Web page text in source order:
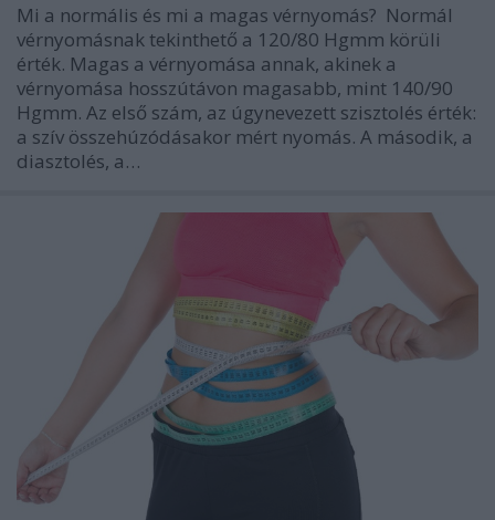
Mi a normális és mi a magas vérnyomás? Normál
vérnyomásnak tekinthető a 120/80 Hgmm körüli
érték. Magas a vérnyomása annak, akinek a
vérnyomása hosszútávon magasabb, mint 140/90
Hgmm. Az első szám, az úgynevezett szisztolés érték:
a szív összehúzódásakor mért nyomás. A második, a
diasztolés, a…